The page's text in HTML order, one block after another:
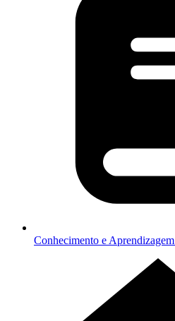
Conhecimento e Aprendizagem